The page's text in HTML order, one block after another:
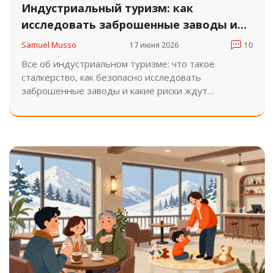
Индустриальный туризм: как
исследовать заброшенные заводы и
урбанистические маршруты
Samuel Musso 17 июня 2026 10
Все об индустриальном туризме: что такое
сталкерство, как безопасно исследовать
заброшенные заводы и какие риски ждут